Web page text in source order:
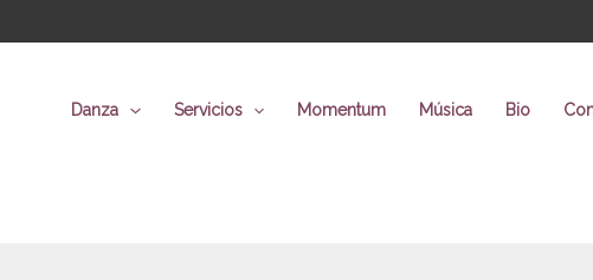
Danza
Servicios Momentum Música Bio